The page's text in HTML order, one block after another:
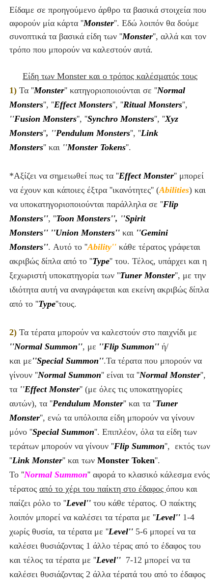
Είδαμε σε προηγούμενο άρθρο τα βασικά στοιχεία που
αφορούν μία κάρτα ''Monster''. Εδώ λοιπόν θα δούμε
συνοπτικά τα βασικά είδη των ''Monster'', αλλά και τον
τρόπο που μπορούν να καλεστούν αυτά.
Είδη των Monster και ο τρόπος καλέσματός τους
1) Τα ''Monster'' κατηγοριοποιούνται σε ''Normal
Monsters'', ''Effect Monsters'', ''Ritual Monsters'',
''Fusion Monsters'', ''Synchro Monsters'', ''Xyz
Monsters'', ''Pendulum Monsters'', ''Link
Monsters'' και''Monster Tokens''.
*Αξίζει να σημειωθεί πως τα ''Effect Monster'' μπορεί
να έχουν και κάποιες έξτρα ''ικανότητες'' (Abilities)και
να υποκατηγοριοποιούνται παράλληλα σε ''Flip
Monsters'', ''Toon Monsters'', ''Spirit
Monsters'' ''Union Monsters'' και ''Gemini
Monsters''. Αυτό το''Ability'' κάθε τέρατος γράφεται
ακριβώς δίπλα από το ''Type''του. Τέλος, υπάρχει και η
ξεχωριστή υποκατηγορία των ''Tuner Monster'', με την
ιδιότητα αυτή να αναγράφεται και εκείνη ακριβώς δίπλα
από το ''Type''τους.
2) Τα τέρατα μπορούν να καλεστούν στο παιχνίδι με
''Normal Summon'', με ''Flip Summon''ή/
και με''Special Summon''.Τα τέρατα που μπορούν να
γίνουν ''Normal Summon'' είναι τα ''Normal Monster'',
τα''Effect Monster'' (με όλες τις υποκατηγορίες
αυτών), τα ''Pendulum Monster'' και τα ''Tuner
Monster'', ενώ τα υπόλοιπα είδη μπορούν να γίνουν
μόνο ''Special Summon''. Επιπλέον, όλα τα είδη των
τεράτων μπορούν να γίνουν ''Flip Summon'', εκτός των
''Link Monster'' και των Monster Token''.
Το ''Normal Summon'' αφορά το κλασικό κάλεσμα ενός
τέρατος από το χέρι του παίκτη στο έδαφος όπου και
παίζει ρόλο το ''Level'' του κάθε τέρατος. Ο παίκτης
λοιπόν μπορεί να καλέσει τα τέρατα με ''Level'' 1-4
χωρίς θυσία, τα τέρατα με ''Level'' 5-6 μπορεί να τα
καλέσει θυσιάζοντας 1 άλλο τέρας από το έδαφος του
και τέλος τα τέρατα με ''Level'' 7-12 μπορεί να τα
καλέσει θυσιάζοντας 2 άλλα τέρατά του από το έδαφος